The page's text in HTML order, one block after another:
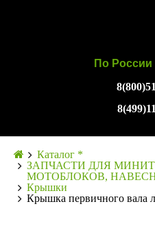
По России
Каталог *
ЗАПЧАСТИ ДЛЯ
МОТОБЛОКОВ,
Крышки
Крышка первичного вала